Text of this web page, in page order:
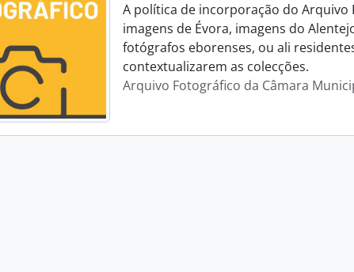
A política de incorporação do
imagens de Évora, imagens do
fotógrafos eborenses, ou ali
contextualizarem as colecções.
Arquivo Fotográfico da Câmara